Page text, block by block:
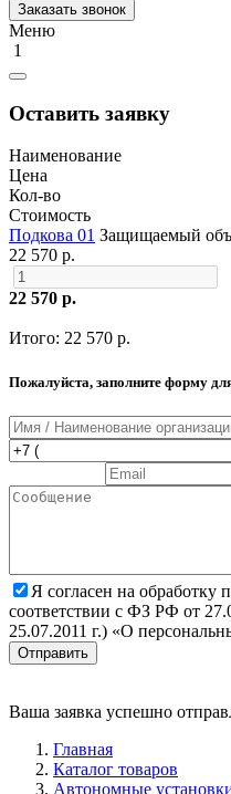
Заказать звонок
Меню
1
Оставить заявку
Наименование
Цена
Кол-во
Стоимость
Подкова 01 Защищаемый
22 570 р.
22 570 р.
Итого: 22 570 р.
Пожалуйста, заполните форму
Я согласен на обработку
соответствии с ФЗ РФ от
25.07.2011 г.) «О
Отправить
Ваша заявка успешно
Главная
Каталог товаров
Автономные